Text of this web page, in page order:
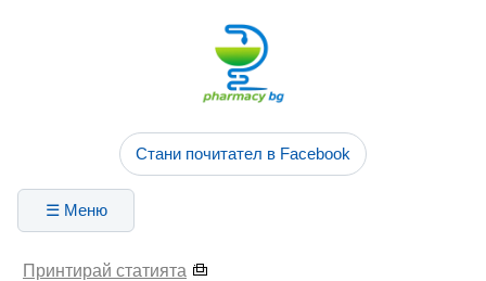
Стани почитател в Facebook
☰ Меню
Принтирай статията